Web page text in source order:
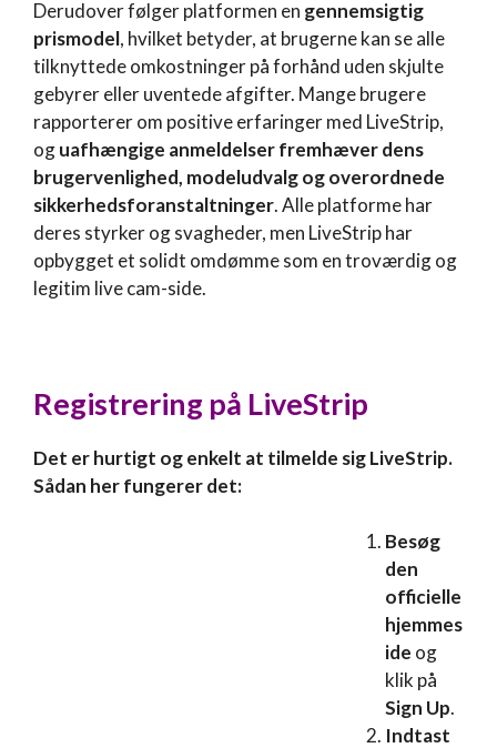
Derudover følger platformen en gennemsigtig
prismodel, hvilket betyder, at brugerne kan se alle
tilknyttede omkostninger på forhånd uden skjulte
gebyrer eller uventede afgifter. Mange brugere
rapporterer om positive erfaringer med LiveStrip,
oguafhængige anmeldelser fremhæver dens
brugervenlighed, modeludvalg og overordnede
sikkerhedsforanstaltninger. Alle platforme har
deres styrker og svagheder, men LiveStrip har
opbygget et solidt omdømme som en troværdig og
legitim live cam-side.
Registrering på LiveStrip
Det er hurtigt og enkelt at tilmelde sig LiveStrip.
Sådan her fungerer det:
Besøg
den
officielle
hjemmes
ide og
klik på
Sign Up.
Indtast